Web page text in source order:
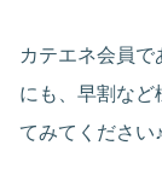
カテエネ会員
にも、早割など
てみてください♪